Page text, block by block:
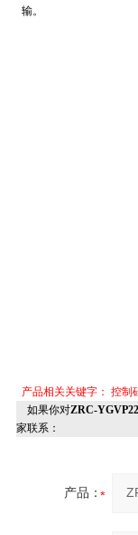
输。
产品相关关键字： 控制
如果你对ZRC-
家联系：
产品：